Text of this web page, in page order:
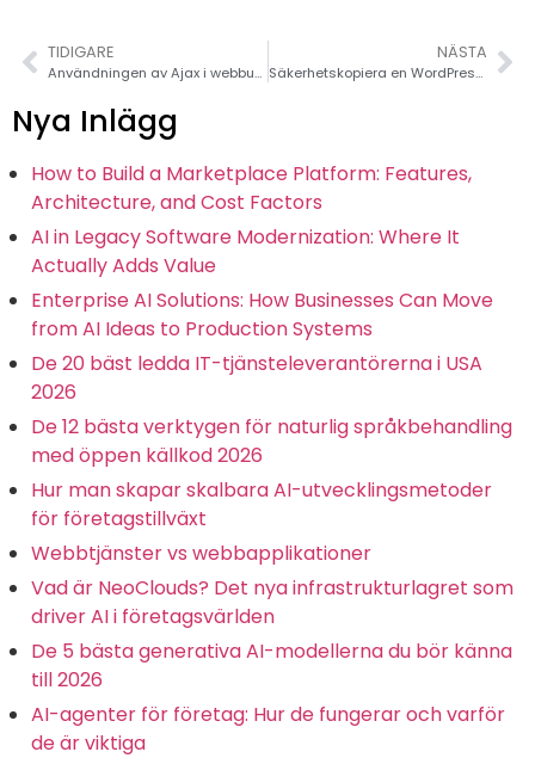
TIDIGARE
Användningen av Ajax i webbutveckling
NÄSTA
Säkerhetskopiera en WordPress-webbplats: 7 ursäkter för att inte göra det
Nya Inlägg
How to Build a Marketplace Platform: Features,
Architecture, and Cost Factors
AI in Legacy Software Modernization: Where It
Actually Adds Value
Enterprise AI Solutions: How Businesses Can Move
from AI Ideas to Production Systems
De 20 bäst ledda IT-tjänsteleverantörerna i USA
2026
De 12 bästa verktygen för naturlig språkbehandling
med öppen källkod 2026
Hur man skapar skalbara AI-utvecklingsmetoder
för företagstillväxt
Webbtjänster vs webbapplikationer
Vad är NeoClouds? Det nya infrastrukturlagret som
driver AI i företagsvärlden
De 5 bästa generativa AI-modellerna du bör känna
till 2026
AI-agenter för företag: Hur de fungerar och varför
de är viktiga